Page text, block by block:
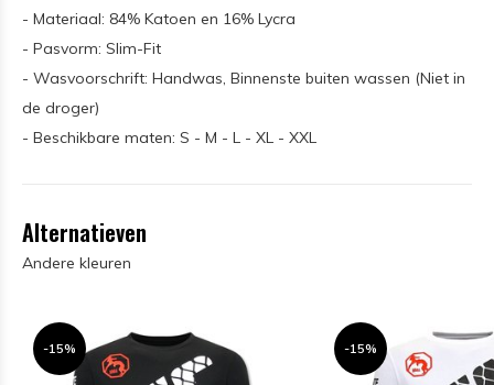
- Materiaal: 84% Katoen en 16% Lycra
- Pasvorm: Slim-Fit
- Wasvoorschrift: Handwas, Binnenste buiten wassen (Niet in
de droger)
- Beschikbare maten: S - M - L - XL - XXL
Alternatieven
Andere kleuren
-15% -15%